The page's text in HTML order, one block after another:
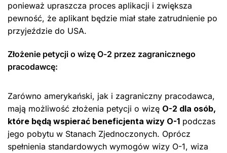
ponieważ upraszcza proces aplikacji i zwiększa
pewność, że aplikant będzie miał stałe zatrudnienie po
przyjeździe do USA.
Złożenie petycji o wizę O-2 przez zagranicznego
pracodawcę:
Zarówno amerykański, jak i zagraniczny pracodawca,
mają możliwość złożenia petycji o wizę O-2 dla osób,
które będą wspierać beneficjenta wizy O-1 podczas
jego pobytu w Stanach Zjednoczonych. Oprócz
spełnienia standardowych wymogów wizy O-1, wiza